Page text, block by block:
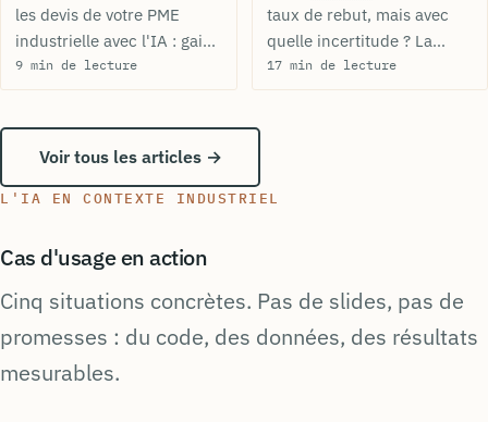
les devis de votre PME
industrielle avec l'IA : gains
de temps réels, garde-fous
et feuille de route concrète
9 min de lecture
taux de rebut, mais avec
quelle incertitude ? La
conformal prediction
donne des intervalles à
17 min de lecture
Voir tous les articles →
L'IA EN CONTEXTE INDUSTRIEL
Cas d'usage en action
Cinq situations concrètes. Pas de slides, pas de
promesses : du code, des données, des résultats
mesurables.